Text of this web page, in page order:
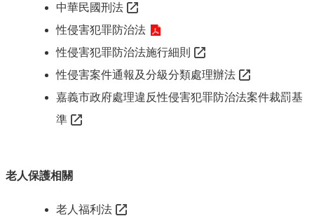
中華民國刑法
性侵害犯罪防治法
性侵害犯罪防治法施行細則
性侵害案件通報及分級分類處理辦法
嘉義市政府處理違反性侵害犯罪防治法案件裁罰基
準
老人保護相關
老人福利法